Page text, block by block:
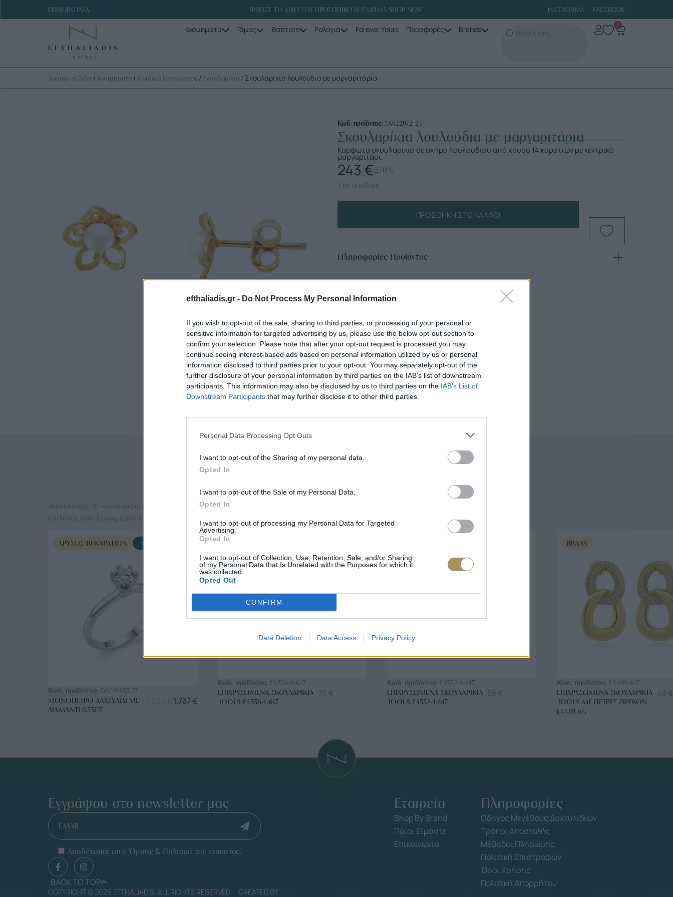
efthaliadis.gr - Do Not Process My Personal Information
If you wish to opt-out of the sale, sharing to third parties, or processing of your personal or
sensitive information for targeted advertising by us, please use the below opt-out section to
confirm your selection. Please note that after your opt-out request is processed you may
continue seeing interest-based ads based on personal information utilized by us or personal
information disclosed to third parties prior to your opt-out. You may separately opt-out of the
further disclosure of your personal information by third parties on the IAB’s list of downstream
participants. This information may also be disclosed by us to third parties on the IAB’s List of
Downstream Participants that may further disclose it to other third parties.
Personal Data Processing Opt Outs
I want to opt-out of the Sharing of my personal data.
Opted In
I want to opt-out of the Sale of my Personal Data.
Opted In
I want to opt-out of processing my Personal Data for Targeted
Advertising.
Opted In
I want to opt-out of Collection, Use, Retention, Sale, and/or Sharing
of my Personal Data that Is Unrelated with the Purposes for which it
was collected.
Opted Out
CONFIRM
Data Deletion Data Access Privacy Policy
ΕΠΙΚΟΙΝΩΝΙΑ ΦΤΙΑΞΕ ΤΟ ΔΙΚΟ ΣΟΥ ΠΡΟΣΩΠΙΚΟ ΚΟΣΜΗΜΑ SHOP NOW INSTAGRAM FACEBOOK
Κοσμήματα Γάμος Βάπτιση Ρολόγια Forever Yours Προσφορές Brands 0
Αρχική σελίδα / Κοσμήματα / Παιδικά Κοσμήματα / Σκουλαρίκια / Σκουλαρίκια λουλούδια με μαργαριτάρια
Κωδ. προϊόντος:ΣΚ022072-23
Σκουλαρίκια λουλούδια με μαργαριτάρια
Καρφωτά σκουλαρίκια σε σχήμα λουλουδιού από χρυσό 14 καρατίων με κεντρικό
μαργαριτάρι.
270€
243 €
1 σε απόθεμα
ΠΡΟΣΘΉΚΗ ΣΤΟ ΚΑΛΆΘΙ
Πληροφορίες Προϊόντος
Επιλογές Που Ταιριάζουν
Ανακαλύψτε τα κοσμήματα που αγαπήθηκαν περισσότερο! Εδώ θα βρείτε τις κορυφαίες
ΧΡΥΣΌΣ 18 ΚΑΡΑΤΊΩΝ -10%
Κωδ. προϊόντος: DA021655.27
ΜΟΝΌΠΕΤΡΟ ΔΑΧΤΥΛΊΔΙ ΜΕ
ΔΙΑΜΆΝΤΙ 0.35CT
1.737€
BRASS
Κωδ. προϊόντος: E4556-1-617
ΕΠΙΧΡΥΣΩΜΈΝΑ ΣΚΟΥΛΑΡΊΚΙΑ
JOOLS E4556-1-617
Κωδ. προϊόντος: E4552-1-617
ΕΠΙΧΡΥΣΩΜΈΝΑ ΣΚΟΥΛΑΡΊΚΙΑ
JOOLS E4552-1-617
BRASS
Κωδ. προϊόντος: E4489-617
ΕΠΙΧΡΥΣΩΜΈΝΑ ΣΚΟΥΛΑΡΊΚΙΑ
JOOLS ΜΕ ΠΈΤΡΕΣ ΖΙΡΓΚΌΝ
E4489-617
Εγγράψου στο newsletter μας
EMAIL
Αποδέχομαι τους Όρους & Πολιτική της εταιρείας.
BACK TO TOP
Εταιρεία
Shop By Brand
Ποιοι Είμαστε
Επικοινωνία
Πληροφορίες
Οδηγός Μεγέθους Δαχτυλιδιών
Τρόποι Αποστολής
Μέθοδοι Πληρωμής
Πολιτική Επιστροφών
Όροι Χρήσης
Πολιτική Απορρήτου
COPYRIGHT © 2026 EFTHALIADIS. ALL RIGHTS RESERVED CREATED BY